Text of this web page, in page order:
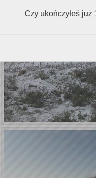
Czy ukończyłeś już